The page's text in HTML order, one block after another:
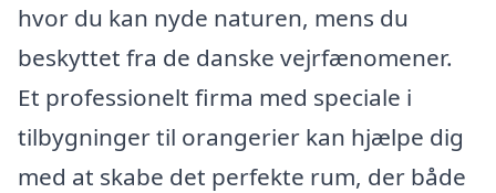
hvor du kan nyde naturen, mens du
beskyttet fra de danske vejrfænomener.
Et professionelt firma med speciale i
tilbygninger til orangerier kan hjælpe dig
med at skabe det perfekte rum, der både